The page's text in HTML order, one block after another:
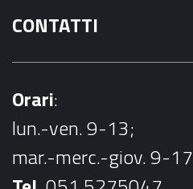
CONTATTI
Orari:
lun.-ven. 9-13;
mar.-merc.-giov. 9-17